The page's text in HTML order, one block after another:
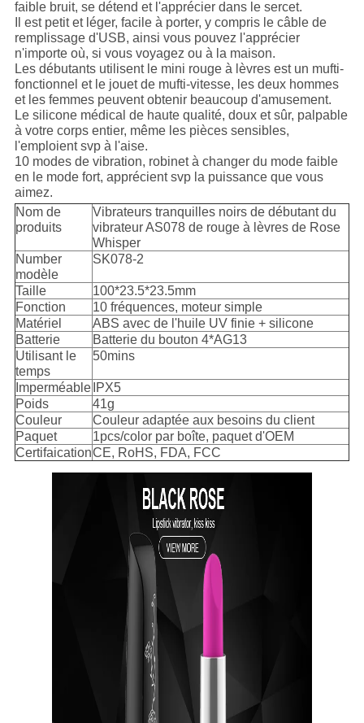
faible bruit, se détend et l'apprécier dans le sercet.
Il est petit et léger, facile à porter, y compris le câble de
remplissage d'USB, ainsi vous pouvez l'apprécier
n'importe où, si vous voyagez ou à la maison.
Les débutants utilisent le mini rouge à lèvres est un mufti-
fonctionnel et le jouet de mufti-vitesse, les deux hommes
et les femmes peuvent obtenir beaucoup d'amusement.
Le silicone médical de haute qualité, doux et sûr, palpable
à votre corps entier, même les pièces sensibles,
l'emploient svp à l'aise.
10 modes de vibration, robinet à changer du mode faible
en le mode fort, apprécient svp la puissance que vous
aimez.
Nom de
produits
Vibrateurs tranquilles noirs de débutant du
vibrateur AS078 de rouge à lèvres de Rose
Whisper
Number
modèle
SK078-2
Taille
100*23.5*23.5mm
Fonction
10 fréquences, moteur simple
Matériel
ABS avec de l'huile UV finie + silicone
Batterie
Batterie du bouton 4*AG13
Utilisant le
temps
50mins
Imperméable IPX5
Poids
41g
Couleur
Couleur adaptée aux besoins du client
Paquet
1pcs/color par boîte, paquet d'OEM
CertifaicationCE, RoHS, FDA, FCC